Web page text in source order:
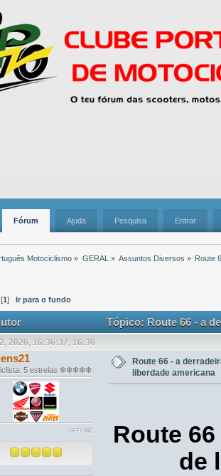
Fórum Ajuda Pesquisa Entrar
Motociclismo » GERAL» Assuntos Diversos » Route
1] Ir para o fundo
Tópico: Route 66 - a
2026, 16:36:37, 16:36
5 estrelas ❇❇❇❇❇
OFFLINE
Route 66 - a
liberdade americana
Route
de